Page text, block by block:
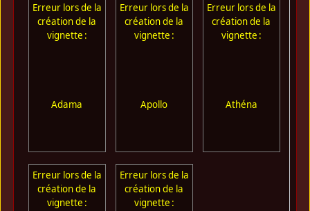
Erreur lors de la
création de la
vignette :
Adama
Erreur lors de la
création de la
vignette :
Apollo
Erreur lors de la
création de la
vignette :
Athéna
Erreur lors de la
création de la
vignette :
Erreur lors de la
création de la
vignette :